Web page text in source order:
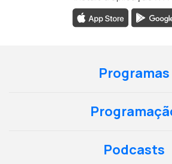
Programas
Podcasts